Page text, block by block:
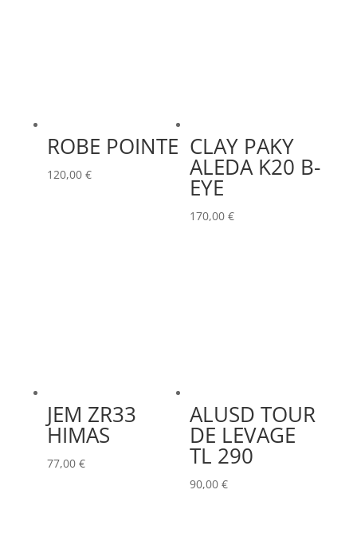
ROBE POINTE
120,00 €
CLAY PAKY
ALEDA K20 B-
EYE
170,00 €
JEM ZR33
HIMAS
77,00 €
ALUSD TOUR
DE LEVAGE
TL 290
90,00 €